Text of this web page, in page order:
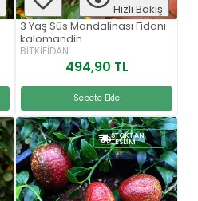
Hızlı Bakış
3 Yaş Süs Mandalinası Fidanı-
kalomandin
BİTKİFİDAN
494,90 TL
Sepete Ekle
STOKTAN
TESLIM